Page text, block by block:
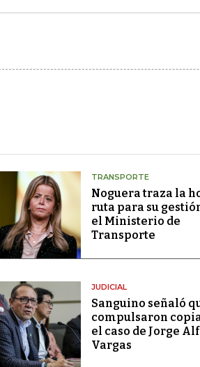
TRANSPORTE
Noguera traza la
ruta para su
el Ministerio de
Transporte
JUDICIAL
Sanguino señaló
compulsaron
el caso de Jorge
Vargas